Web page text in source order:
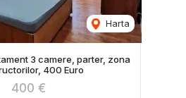
Harta
3 camere, parter, zona
400 Euro
400 €